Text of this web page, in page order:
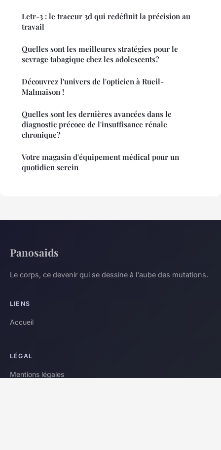
Letr-3 : le traceur 3d qui redéfinit la précision au
travail
Quelles sont les meilleures stratégies pour le
sevrage tabagique chez les adolescents?
Découvrez l'univers de l'opticien à Rueil-
Malmaison !
Quelles sont les dernières avancées dans le
diagnostic précoce de l'insuffisance rénale
chronique?
Votre magasin d'équipement médical pour un
quotidien serein
Panosaids
Le corps, ce devenir qui se dessine à l'aube des mutations.
LIENS
Accueil
LÉGAL
Mentions légales